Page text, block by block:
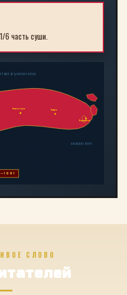
6 часть суши.
Новосибирск Иркутск
Владивосток
ЛЕДОВИТЫЙ ОКЕАН
ЯПОНСКОЕ МОРЕ
СЛОВО